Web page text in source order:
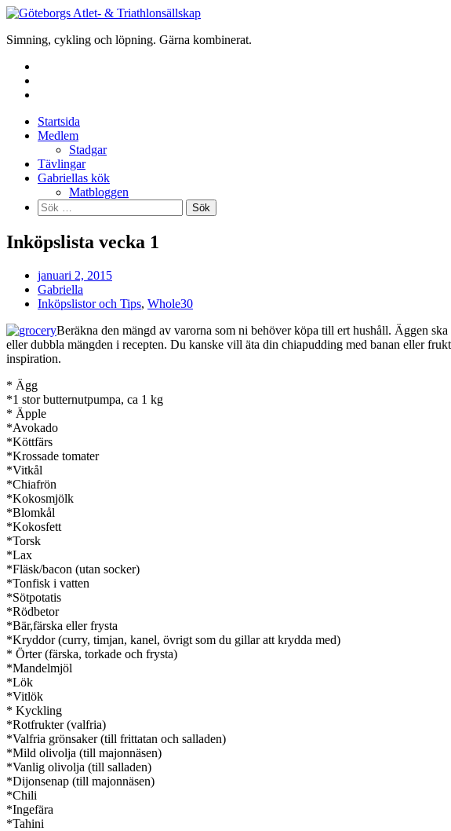
Skip
content
Simning, cykling och löpning. Gärna kombinerat.
Startsida
Medlem
Stadgar
Tävlingar
Gabriellas kök
Matbloggen
Sök
efter:
Inköpslista vecka 1
januari 2, 2015
Gabriella
Inköpslistor och Tips, Whole30
Beräkna den mängd av varorna som ni behöver köpa till ert hushåll. Äggen
eller dubbla mängden i recepten. Du kanske vill äta din chiapudding med banan eller
inspiration.
* Ägg
*1 stor butternutpumpa, ca 1 kg
* Äpple
*Avokado
*Köttfärs
*Krossade tomater
*Vitkål
*Chiafrön
*Kokosmjölk
*Blomkål
*Kokosfett
*Torsk
*Lax
*Fläsk/bacon (utan socker)
*Tonfisk i vatten
*Sötpotatis
*Rödbetor
*Bär,färska eller frysta
*Kryddor (curry, timjan, kanel, övrigt som du gillar att krydda med)
* Örter (färska, torkade och frysta)
*Mandelmjöl
*Lök
*Vitlök
* Kyckling
*Rotfrukter (valfria)
*Valfria grönsaker (till frittatan och salladen)
*Mild olivolja (till majonnäsen)
*Vanlig olivolja (till salladen)
*Dijonsenap (till majonnäsen)
*Chili
*Ingefära
*Tahini